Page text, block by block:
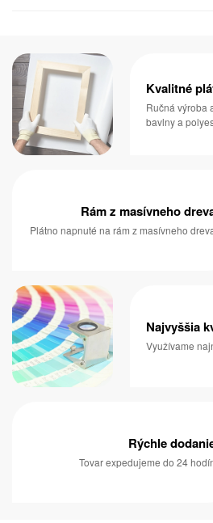
Kvalitné
Ručná výroba
bavlny a
Rám z masívneho
Plátno napnuté na rám z masívneho
Najvyššia
Využívame
Rýchle
Tovar expedujeme do 24